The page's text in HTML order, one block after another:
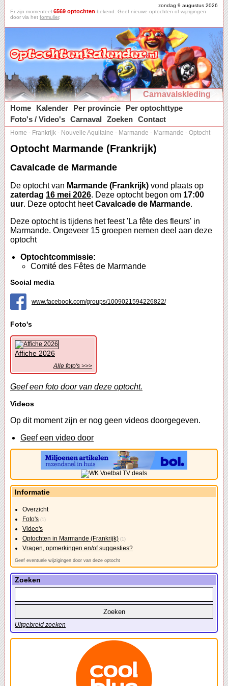
zondag 9 augustus 2026
Er zijn momenteel 6569 optochten bekend. Geef nieuwe optochten of wijzigingen
door via het formulier.
Carnavalskleding
Home
Kalender Per provincie
Per optochttype
Foto's / Video's Carnaval Zoeken Contact
Home - Frankrijk - Nouvelle Aquitaine - Marmande - Marmande - Optocht
Optocht Marmande (Frankrijk)
Cavalcade de Marmande
De optocht van Marmande (Frankrijk) vond plaats op
zaterdag 16 mei 2026. Deze optocht begon om 17:00
uur. Deze optocht heetCavalcade de Marmande.
Deze optocht is tijdens het feest 'La fête des fleurs' in
Marmande. Ongeveer 15 groepen nemen deel aan deze
optocht
Optochtcommissie:
Comité des Fêtes de Marmande
Social media
www.facebook.com/groups/1009021594226822/
Foto's
Affiche 2026
Alle foto's >>>
Geef een foto door van deze optocht.
Videos
Op dit moment zijn er nog geen videos doorgegeven.
Geef een video door
Informatie
Overzicht
Foto's (1)
Video's
Optochten in Marmande (Frankrijk) (1)
Vragen, opmerkingen en/of suggesties?
Geef eventuele wijzigingen door van deze optocht
Zoeken
Uitgebreid zoeken